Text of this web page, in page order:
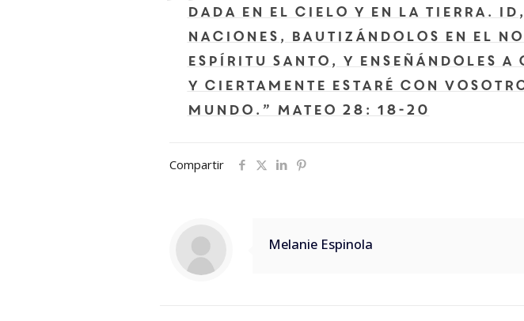
dada en el cielo y en la tierra.
naciones, bautizándolos en el
Espíritu Santo, y enseñándoles a
Y ciertamente estaré con
mundo.” Mateo 28: 18-20
Compartir
Melanie Espinola